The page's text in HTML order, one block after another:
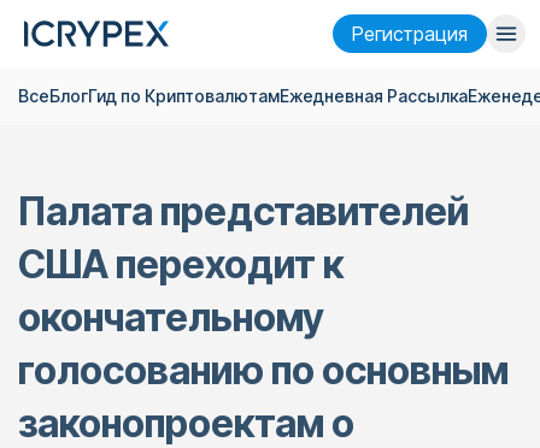
Pегистрация
Войти Pегистрация
Компания
Исследовать
Помощь
Фьючерсыx50
ВсеБлогГид по КриптовалютамЕжедневная Pассылка
Палата представителей
США переходит к
окончательному
голосованию по основным
законопроектам о